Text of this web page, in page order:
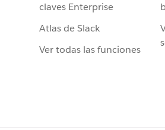
claves Enterprise
Atlas de Slack
Ver todas las funciones